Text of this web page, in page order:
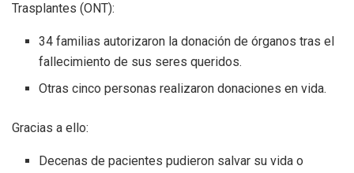
Trasplantes (ONT):
34 familias autorizaron la donación de órganos tras el
fallecimiento de sus seres queridos.
Otras cinco personas realizaron donaciones en vida.
Gracias a ello:
Decenas de pacientes pudieron salvar su vida o